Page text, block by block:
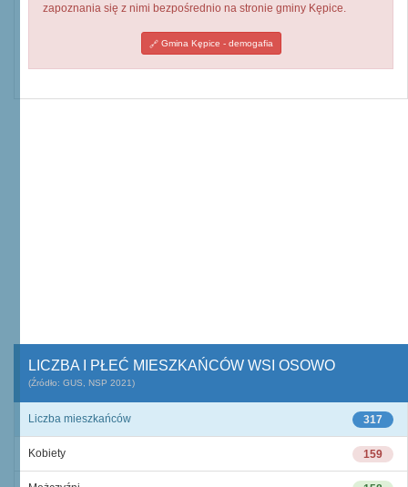
zapoznania się z nimi bezpośrednio na stronie gminy Kępice.
Gmina Kępice - demogafia
LICZBA I PŁEĆ MIESZKAŃCÓW WSI OSOWO
(Źródło: GUS, NSP 2021)
317
Liczba mieszkańców
159
Kobiety